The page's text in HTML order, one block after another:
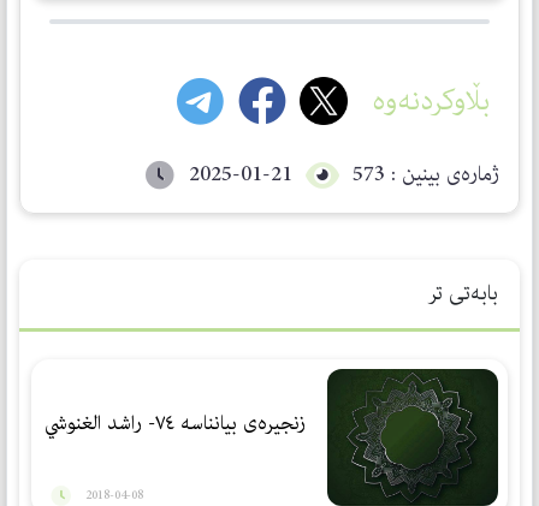
بڵاوکردنەوە
ژمارەی بینین : 573 2025-01-21
بابەتی تر
زنجیرەی بیانناسە ٧٤- راشد الغنوشي
2018-04-08